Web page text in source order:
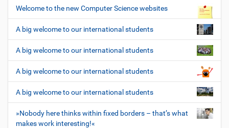
Welcome to the new Computer Science websites
A big welcome to our international students
A big welcome to our international students
A big welcome to our international students
A big welcome to our international students
»Nobody here thinks within fixed borders – that’s what
makes work interesting!«